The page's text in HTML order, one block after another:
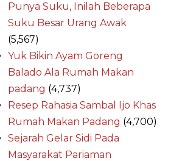
Punya Suku, Inilah Beberapa
Suku Besar Urang Awak
(5,567)
Yuk Bikin Ayam Goreng
Balado Ala Rumah Makan
padang (4,737)
Resep Rahasia Sambal Ijo Khas
Rumah Makan Padang (4,700)
Sejarah Gelar Sidi Pada
Masyarakat Pariaman